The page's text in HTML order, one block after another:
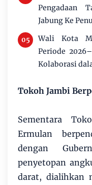
Pengadaan
Jabung Ke
Wali Kota
Periode
Kolaborasi
Tokoh Jambi
Sementara
Ermulan
dengan
penyetopan
darat, dialihkan